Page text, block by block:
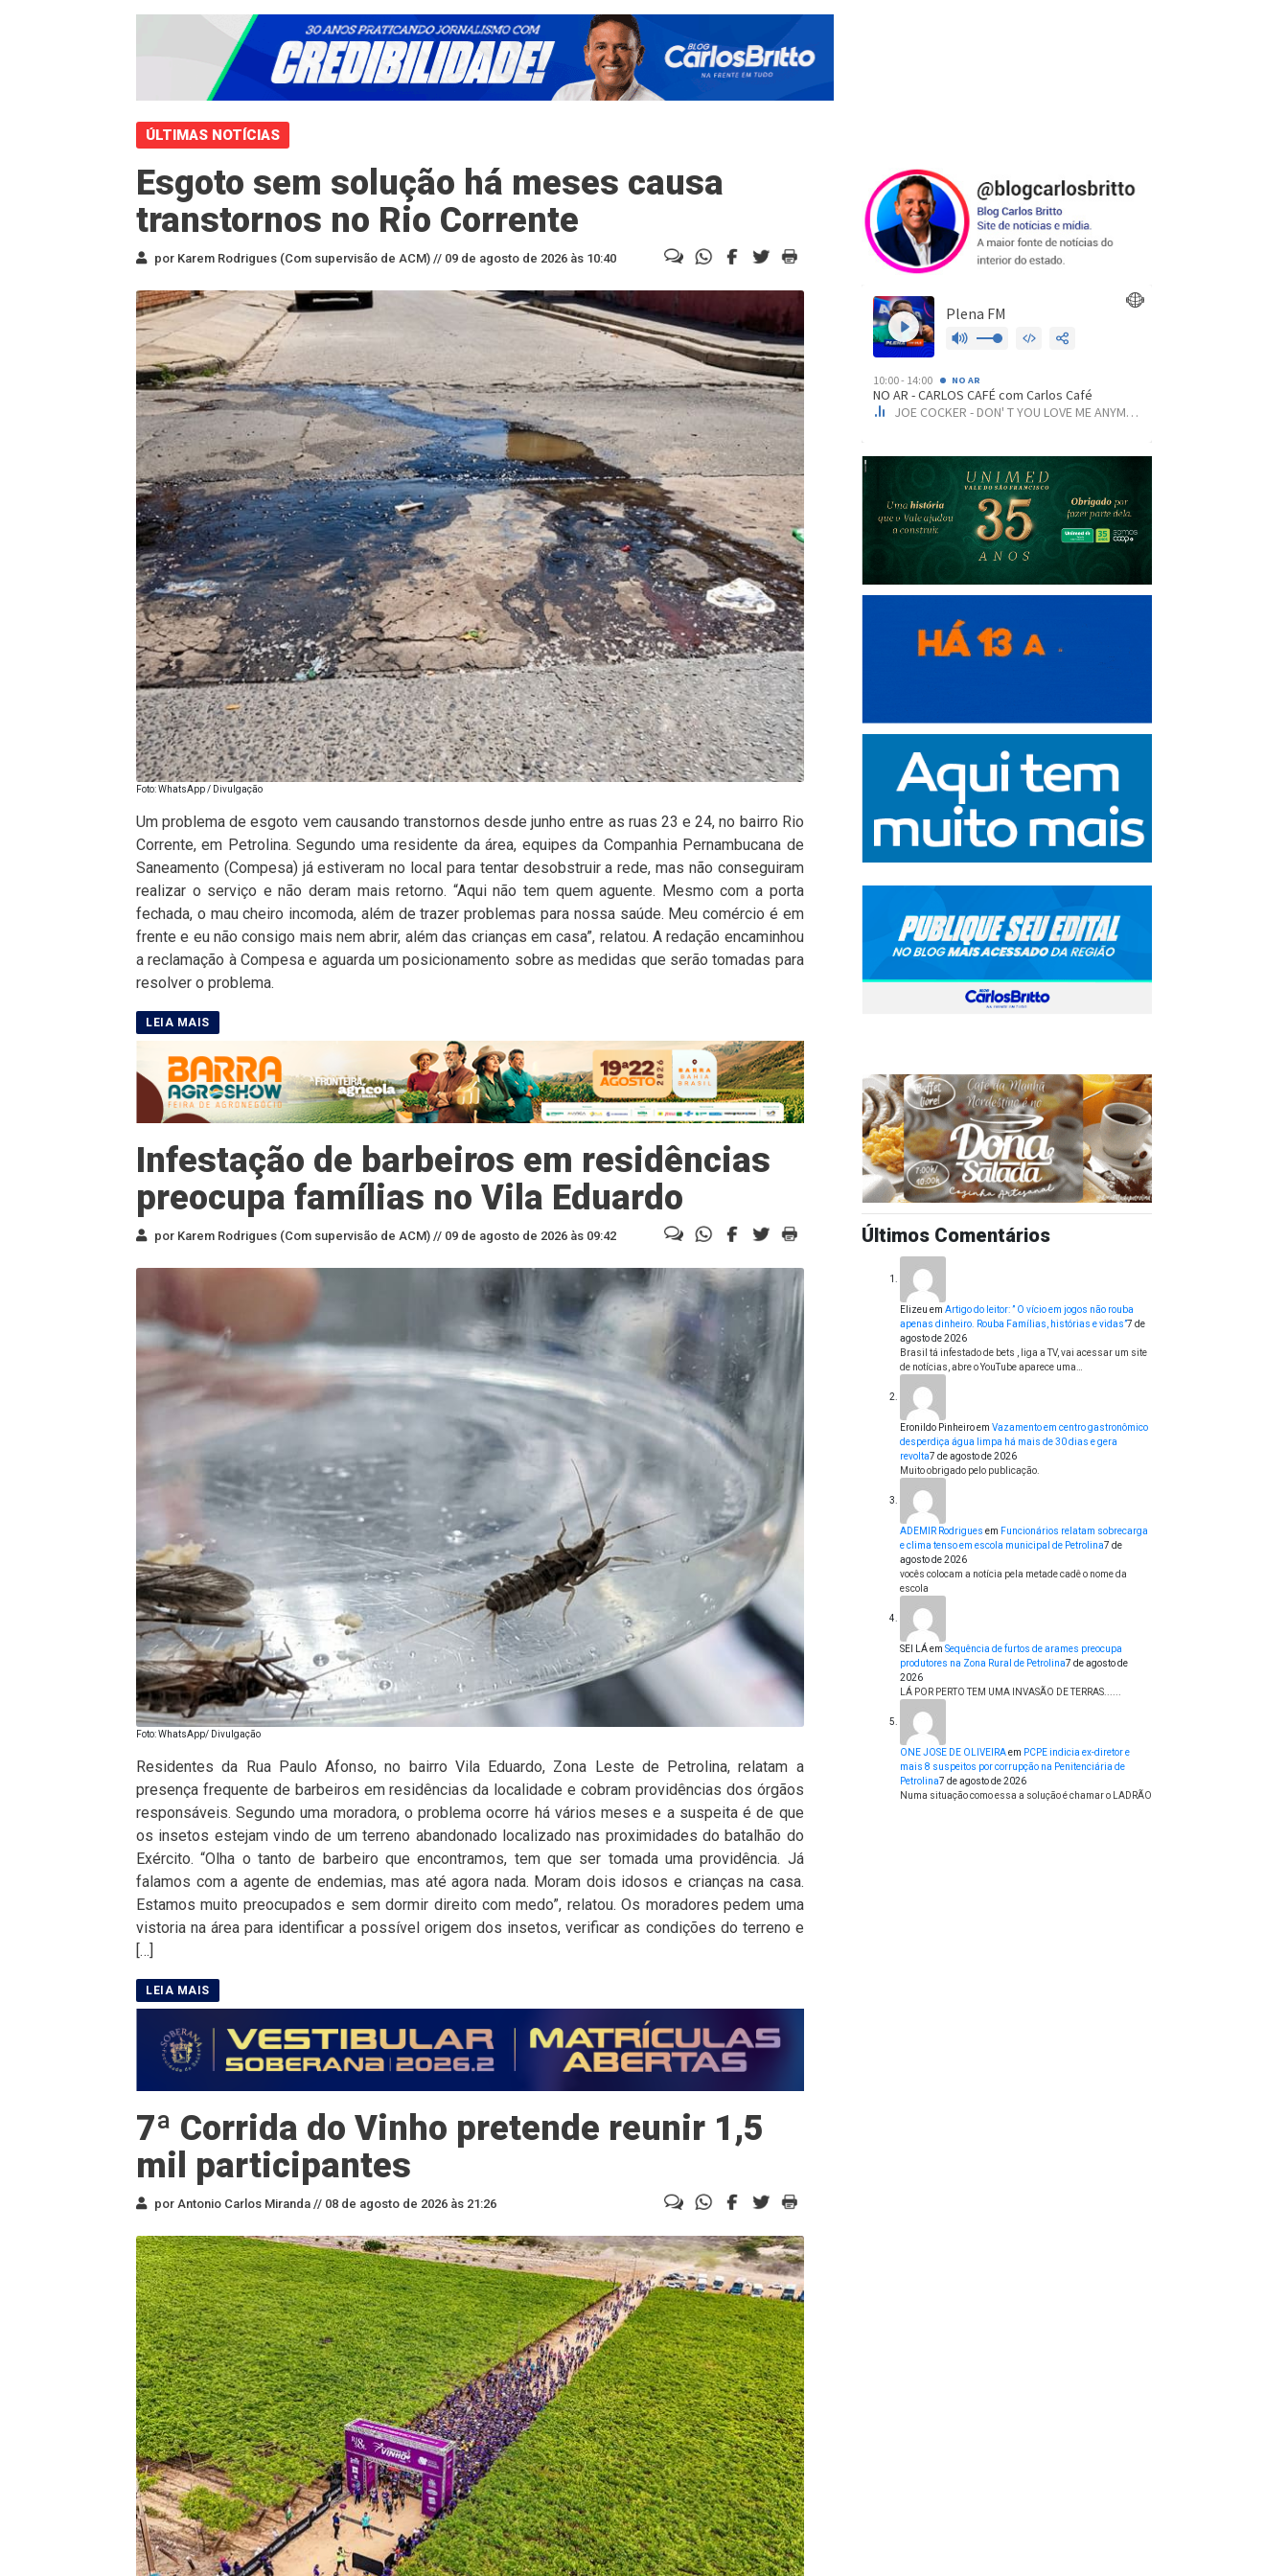
ÚLTIMAS NOTÍCIAS
Esgoto sem solução há meses causa
transtornos no Rio Corrente
por Karem Rodrigues (Com supervisão de ACM) // 09 de agosto de 2026 às 10:40
Foto: WhatsApp / Divulgação
Um problema de esgoto vem causando transtornos desde junho entre as ruas 23 e 24, no bairro Rio
Corrente, em Petrolina. Segundo uma residente da área, equipes da Companhia Pernambucana de
Saneamento (Compesa) já estiveram no local para tentar desobstruir a rede, mas não conseguiram
realizar o serviço e não deram mais retorno. “Aqui não tem quem aguente. Mesmo com a porta
fechada, o mau cheiro incomoda, além de trazer problemas para nossa saúde. Meu comércio é em
frente e eu não consigo mais nem abrir, além das crianças em casa”, relatou. A redação encaminhou
a reclamação à Compesa e aguarda um posicionamento sobre as medidas que serão tomadas para
resolver o problema.
Infestação de barbeiros em residências
preocupa famílias no Vila Eduardo
por Karem Rodrigues (Com supervisão de ACM) // 09 de agosto de 2026 às 09:42
Foto: WhatsApp/ Divulgação
Residentes da Rua Paulo Afonso, no bairro Vila Eduardo, Zona Leste de Petrolina, relatam a
presença frequente de barbeiros em residências da localidade e cobram providências dos órgãos
responsáveis. Segundo uma moradora, o problema ocorre há vários meses e a suspeita é de que
os insetos estejam vindo de um terreno abandonado localizado nas proximidades do batalhão do
Exército. “Olha o tanto de barbeiro que encontramos, tem que ser tomada uma providência. Já
falamos com a agente de endemias, mas até agora nada. Moram dois idosos e crianças na casa.
Estamos muito preocupados e sem dormir direito com medo”, relatou. Os moradores pedem uma
vistoria na área para identificar a possível origem dos insetos, verificar as condições do terreno e
[…]
7ª Corrida do Vinho pretende reunir 1,5
mil participantes
por Antonio Carlos Miranda // 08 de agosto de 2026 às 21:26
Últimos Comentários
Elizeu em Artigo do leitor: ” O vício em jogos não rouba
apenas dinheiro. Rouba Famílias, histórias e vidas”7 de
agosto de 2026
Brasil tá infestado de bets , liga a TV, vai acessar um site
de notícias, abre o YouTube aparece uma…
Eronildo Pinheiroem Vazamento em centro gastronômico
desperdiça água limpa há mais de 30 dias e gera
revolta7 de agosto de 2026
Muito obrigado pelo publicação.
ADEMIR Rodrigues em Funcionários relatam sobrecarga
e clima tenso em escola municipal de Petrolina7 de
agosto de 2026
vocês colocam a notícia pela metade cadê o nome da
escola
SEI LÁem Sequência de furtos de arames preocupa
produtores na Zona Rural de Petrolina7 de agosto de
2026
LÁ POR PERTO TEM UMA INVASÃO DE TERRAS......
ONE JOSE DE OLIVEIRAem PCPE indicia ex-diretor e
mais 8 suspeitos por corrupção na Penitenciária de
Petrolina7 de agosto de 2026
Numa situação como essa a solução é chamar o LADRÃO